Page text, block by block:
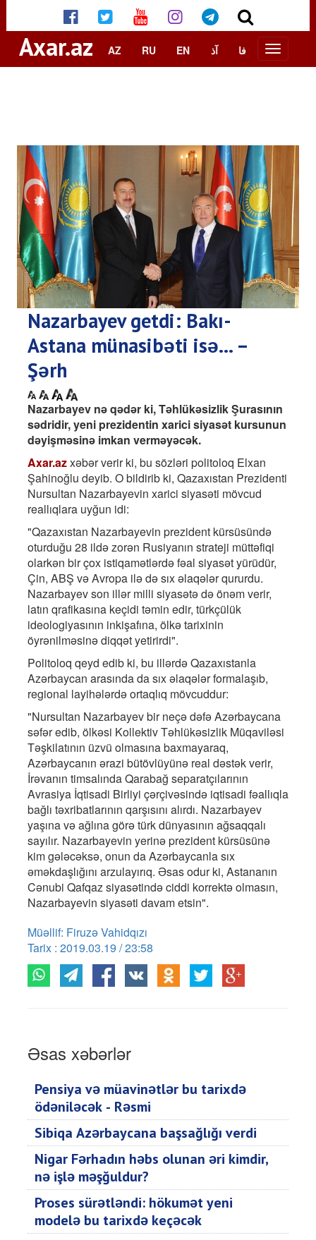
Axar.az AZ RU EN آذ فا
Nazarbayev getdi: Bakı-
Astana münasibəti isə... –
Şərh
Nazarbayev nə qədər ki, Təhlükəsizlik Şurasının
sədridir, yeni prezidentin xarici siyasət kursunun
dəyişməsinə imkan verməyəcək.
Axar.azxəbər verir ki, bu sözləri politoloq Elxan
Şahinoğlu deyib. O bildirib ki, Qazaxıstan Prezidenti
Nursultan Nazarbayevin xarici siyasəti mövcud
reallıqlara uyğun idi:
"Qazaxıstan Nazarbayevin prezident kürsüsündə
oturduğu 28 ildə zorən Rusiyanın strateji müttəfiqi
olarkən bir çox istiqamətlərdə fəal siyasət yürüdür,
Çin, ABŞ və Avropa ilə də sıx əlaqələr qururdu.
Nazarbayev son illər milli siyasətə də önəm verir,
latın qrafikasına keçidi təmin edir, türkçülük
ideologiyasının inkişafına, ölkə tarixinin
öyrənilməsinə diqqət yetirirdi".
Politoloq qeyd edib ki, bu illərdə Qazaxıstanla
Azərbaycan arasında da sıx əlaqələr formalaşıb,
regional layihələrdə ortaqlıq mövcuddur:
"Nursultan Nazarbayev bir neçə dəfə Azərbaycana
səfər edib, ölkəsi Kollektiv Təhlükəsizlik Müqaviləsi
Təşkilatının üzvü olmasına baxmayaraq,
Azərbaycanın ərazi bütövlüyünə real dəstək verir,
İrəvanın timsalında Qarabağ separatçılarının
Avrasiya İqtisadi Birliyi çərçivəsində iqtisadi fəallıqla
bağlı təxribatlarının qarşısını alırdı. Nazarbayev
yaşına və ağlına görə türk dünyasının ağsaqqalı
sayılır. Nazarbayevin yerinə prezident kürsüsünə
kim gələcəksə, onun da Azərbaycanla sıx
əməkdaşlığını arzulayırıq. Əsas odur ki, Astananın
Cənubi Qafqaz siyasətində ciddi korrektə olmasın,
Nazarbayevin siyasəti davam etsin".
Müəllif: Firuzə Vahidqızı
Tarix : 2019.03.19 / 23:58
Əsas xəbərlər
Pensiya və müavinətlər bu tarixdə
ödəniləcək - Rəsmi
Sibiqa Azərbaycana başsağlığı verdi
Nigar Fərhadın həbs olunan əri kimdir,
nə işlə məşğuldur?
Proses sürətləndi: hökumət yeni
modelə bu tarixdə keçəcək